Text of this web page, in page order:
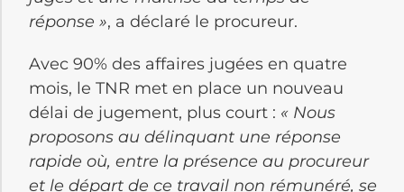
réponse », a déclaré le procureur.
Avec 90% des affaires jugées en quatre
mois, le TNR met en place un nouveau
délai de jugement, plus court : « Nous
proposons au délinquant une réponse
rapide où, entre la présence au procureur
et le départ de ce travail non rémunéré, se